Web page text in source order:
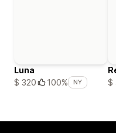
Luna
$ 320
100% NY
$